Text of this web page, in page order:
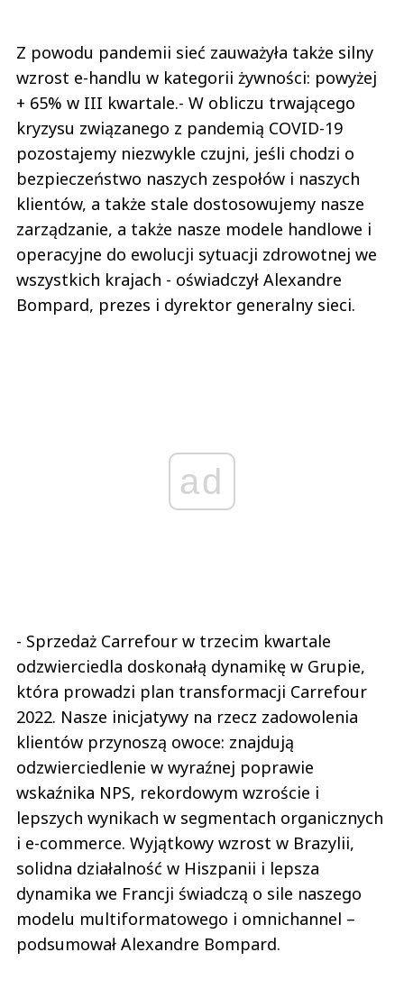
Z powodu pandemii sieć zauważyła także silny
wzrost e-handlu w kategorii żywności: powyżej
+ 65% w III kwartale.- W obliczu trwającego
kryzysu związanego z pandemią COVID-19
pozostajemy niezwykle czujni, jeśli chodzi o
bezpieczeństwo naszych zespołów i naszych
klientów, a także stale dostosowujemy nasze
zarządzanie, a także nasze modele handlowe i
operacyjne do ewolucji sytuacji zdrowotnej we
wszystkich krajach - oświadczył Alexandre
Bompard, prezes i dyrektor generalny sieci.
ad
- Sprzedaż Carrefour w trzecim kwartale
odzwierciedla doskonałą dynamikę w Grupie,
która prowadzi plan transformacji Carrefour
2022. Nasze inicjatywy na rzecz zadowolenia
klientów przynoszą owoce: znajdują
odzwierciedlenie w wyraźnej poprawie
wskaźnika NPS, rekordowym wzroście i
lepszych wynikach w segmentach organicznych
i e-commerce. Wyjątkowy wzrost w Brazylii,
solidna działalność w Hiszpanii i lepsza
dynamika we Francji świadczą o sile naszego
modelu multiformatowego i omnichannel –
podsumował Alexandre Bompard.